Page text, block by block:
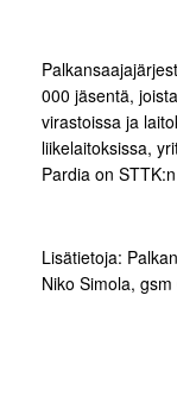
000 jäsentä,
virastoissa ja
liikelaitoksissa,
Pardia on
Lisätietoja:
Niko Simola,